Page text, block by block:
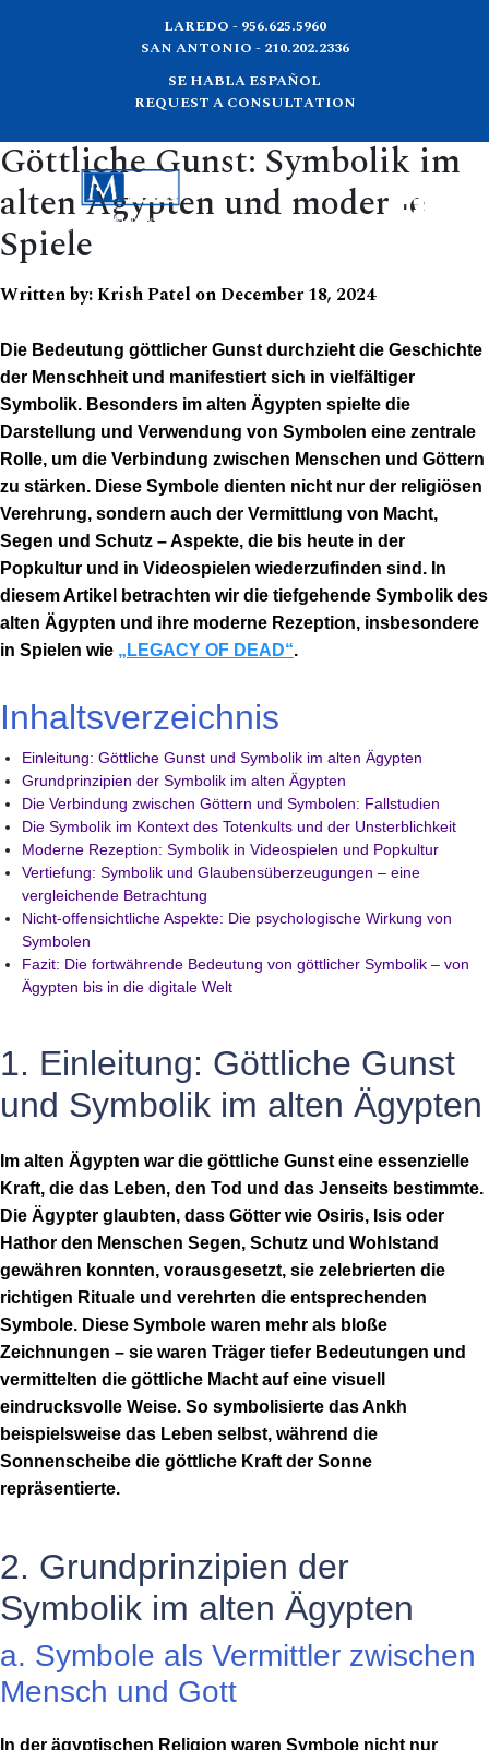
LAREDO - 956.625.5960
SAN ANTONIO - 210.202.2336
SE HABLA ESPAÑOL
REQUEST A CONSULTATION
Göttliche Gunst: Symbolik im
alten Ägypten und moderne
Spiele
Written by:Krish Patel onDecember 18, 2024
Die Bedeutung göttlicher Gunst durchzieht die Geschichte
der Menschheit und manifestiert sich in vielfältiger
Symbolik. Besonders im alten Ägypten spielte die
Darstellung und Verwendung von Symbolen eine zentrale
Rolle, um die Verbindung zwischen Menschen und Göttern
zu stärken. Diese Symbole dienten nicht nur der religiösen
Verehrung, sondern auch der Vermittlung von Macht,
Segen und Schutz – Aspekte, die bis heute in der
Popkultur und in Videospielen wiederzufinden sind. In
diesem Artikel betrachten wir die tiefgehende Symbolik des
alten Ägypten und ihre moderne Rezeption, insbesondere
in Spielen wie „LEGACY OF DEAD“.
Inhaltsverzeichnis
Einleitung: Göttliche Gunst und Symbolik im alten Ägypten
Grundprinzipien der Symbolik im alten Ägypten
Die Verbindung zwischen Göttern und Symbolen: Fallstudien
Die Symbolik im Kontext des Totenkults und der Unsterblichkeit
Moderne Rezeption: Symbolik in Videospielen und Popkultur
Vertiefung: Symbolik und Glaubensüberzeugungen – eine
vergleichende Betrachtung
Nicht-offensichtliche Aspekte: Die psychologische Wirkung von
Symbolen
Fazit: Die fortwährende Bedeutung von göttlicher Symbolik – von
Ägypten bis in die digitale Welt
1. Einleitung: Göttliche Gunst
und Symbolik im alten Ägypten
Im alten Ägypten war die göttliche Gunst eine essenzielle
Kraft, die das Leben, den Tod und das Jenseits bestimmte.
Die Ägypter glaubten, dass Götter wie Osiris, Isis oder
Hathor den Menschen Segen, Schutz und Wohlstand
gewähren konnten, vorausgesetzt, sie zelebrierten die
richtigen Rituale und verehrten die entsprechenden
Symbole. Diese Symbole waren mehr als bloße
Zeichnungen – sie waren Träger tiefer Bedeutungen und
vermittelten die göttliche Macht auf eine visuell
eindrucksvolle Weise. So symbolisierte das Ankh
beispielsweise das Leben selbst, während die
Sonnenscheibe die göttliche Kraft der Sonne
repräsentierte.
2. Grundprinzipien der
Symbolik im alten Ägypten
a. Symbole als Vermittler zwischen
Mensch und Gott
In der ägyptischen Religion waren Symbole nicht nur